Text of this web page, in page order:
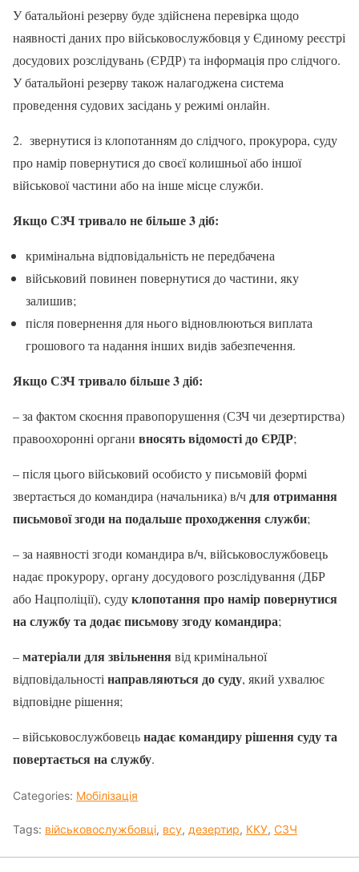
У батальйоні резерву буде здійснена перевірка щодо
наявності даних про військовослужбовця у Єдиному реєстрі
досудових розслідувань (ЄРДР) та інформація про слідчого.
У батальйоні резерву також налагоджена система
проведення судових засідань у режимі онлайн.
2. звернутися із клопотанням до слідчого, прокурора, суду
про намір повернутися до своєї колишньої або іншої
військової частини або на інше місце служби.
Якщо СЗЧ тривало не більше 3 діб:
кримінальна відповідальність не передбачена
військовий повинен повернутися до частини, яку
залишив;
після повернення для нього відновлюються виплата
грошового та надання інших видів забезпечення.
Якщо СЗЧ тривало більше 3 діб:
– за фактом скоєння правопорушення (СЗЧ чи дезертирства)
правоохоронні органи вносять відомості до ЄРДР;
– після цього військовий особисто у письмовій формі
звертається до командира (начальника) в/чдля отримання
письмової згоди на подальше проходження служби;
– за наявності згоди командира в/ч, військовослужбовець
надає прокурору, органу досудового розслідування (ДБР
або Нацполіції), судуклопотання про намір повернутися
на службу та додає письмову згоду командира;
–матеріали для звільненнявід кримінальної
відповідальності направляються до суду, який ухвалює
відповідне рішення;
– військовослужбовецьнадає командиру рішення суду та
повертається на службу.
Categories: Мобілізація
Tags: військовослужбовці, всу, дезертир, ККУ, СЗЧ